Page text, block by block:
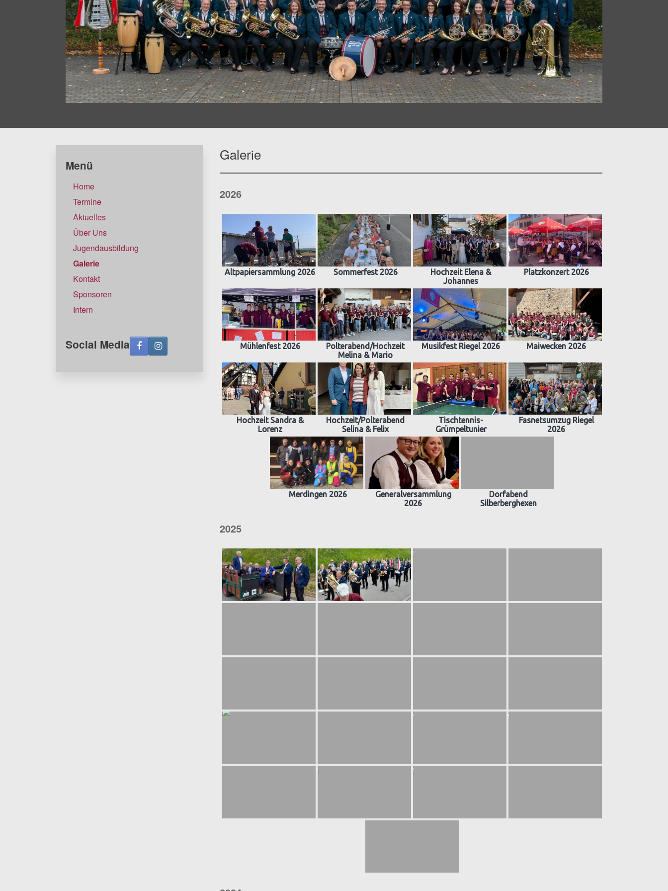
Galerie
2026
Altpapiersammlung 2026 Sommerfest 2026
Hochzeit Elena &
Johannes
Platzkonzert 2026
Mühlenfest 2026
Polterabend/Hochzeit
Melina & Mario
Musikfest Riegel 2026 Maiwecken 2026
Hochzeit Sandra &
Lorenz
Hochzeit/Polterabend
Selina & Felix
Tischtennis-
Grümpeltunier
Fasnetsumzug Riegel
2026
Merdingen 2026
Generalversammlung
2026
Dorfabend
Silberberghexen
2025
Menü
Home
Termine
Aktuelles
Über Uns
Jugendausbildung
Galerie
Kontakt
Sponsoren
Intern
Social Media